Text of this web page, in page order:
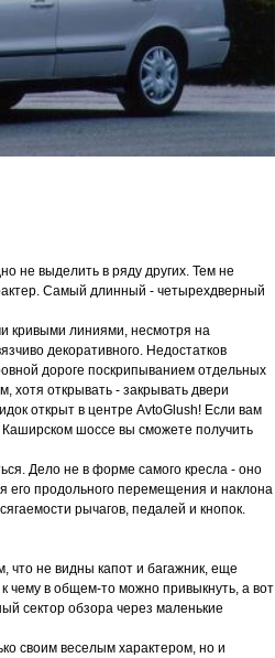
не выделить в ряду других. Тем не
Самый длинный - четырехдверный
кривыми линиями, несмотря на
декоративного. Недостатков
дороге поскрипыванием отдельных
хотя открывать - закрывать двери
открыт в центре AvtoGlush! Если вам
Каширском шоссе вы сможете получить
Дело не в форме самого кресла - оно
его продольного перемещения и наклона
рычагов, педалей и кнопок.
что не видны капот и багажник, еще
чему в общем-то можно привыкнуть, а вот
сектор обзора через маленькие
своим веселым характером, но и